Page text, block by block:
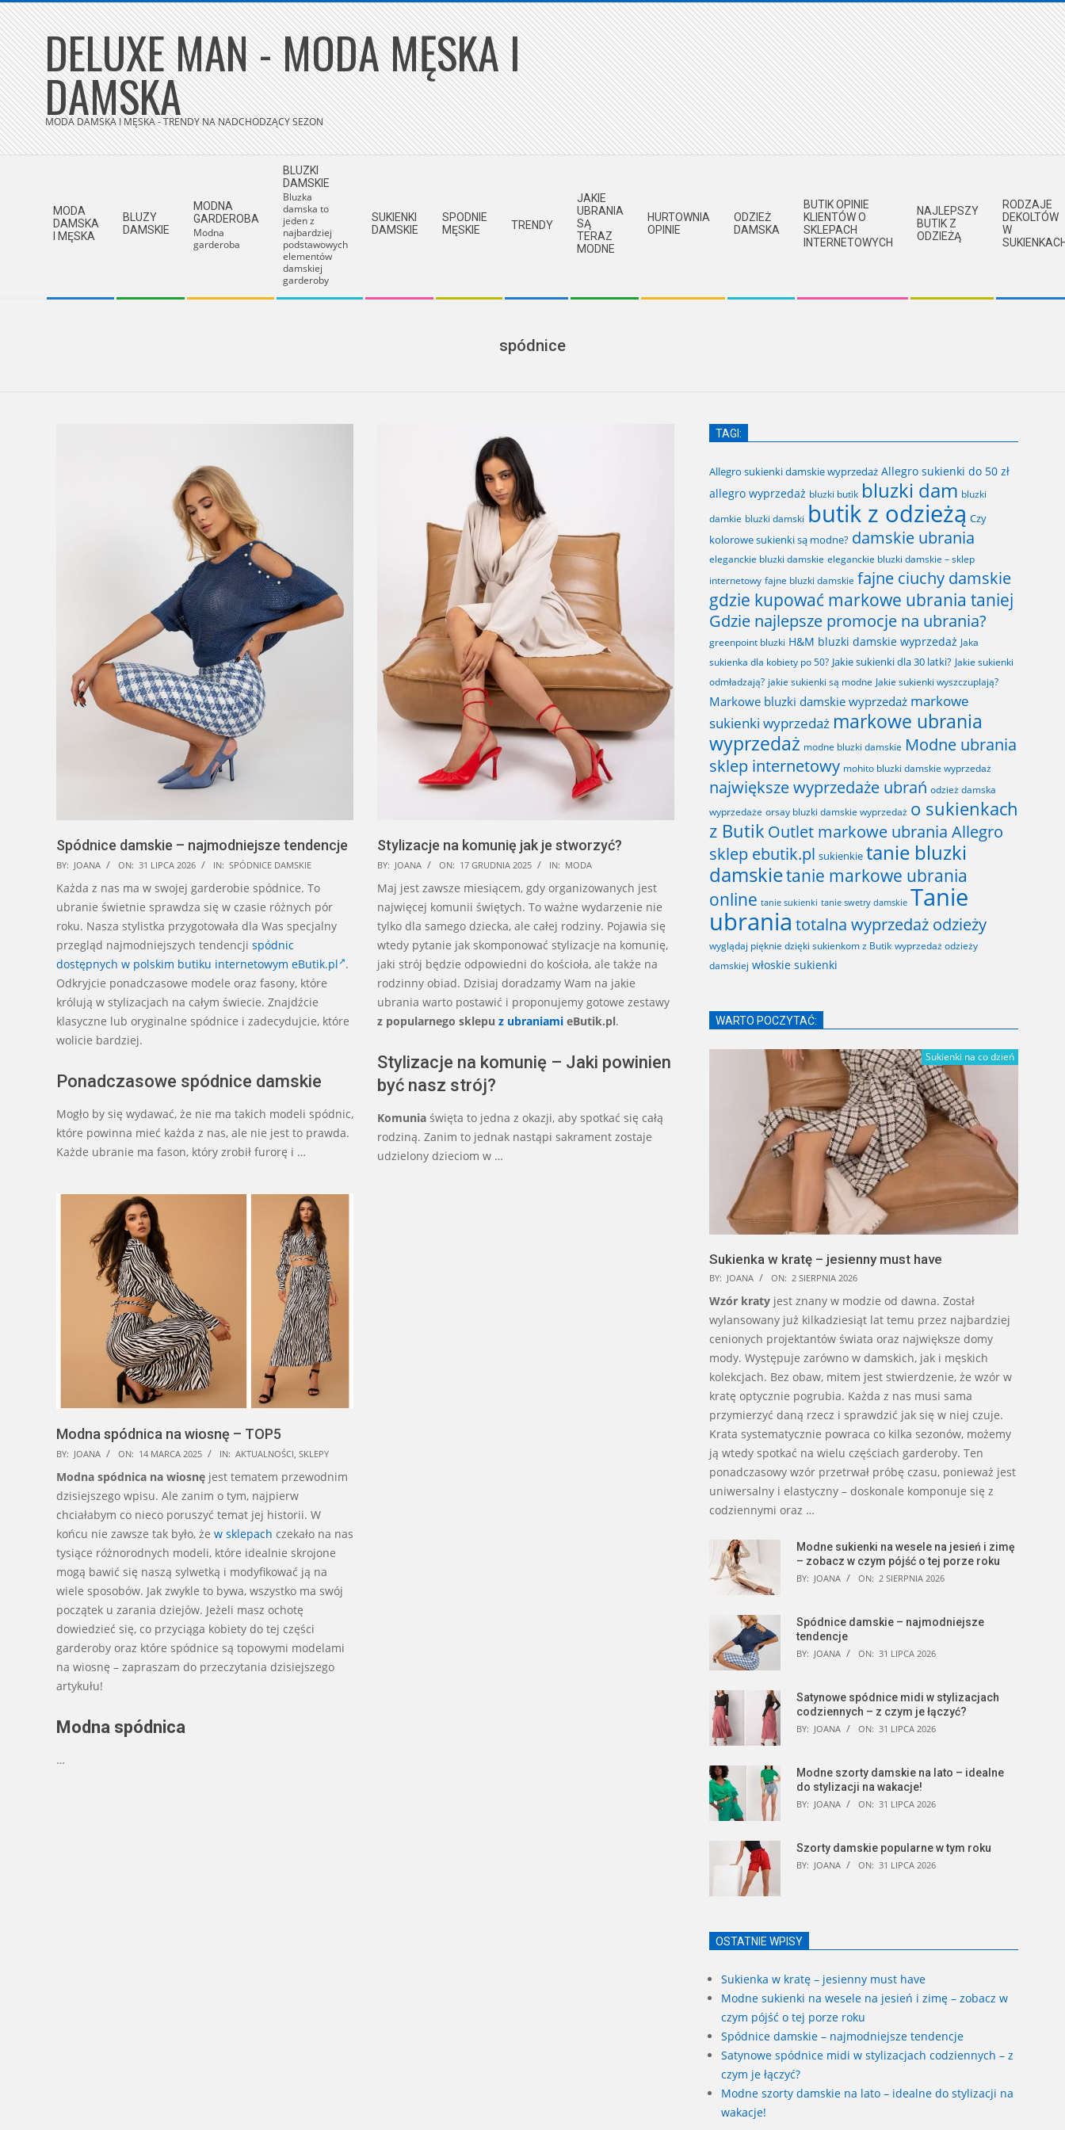
Skip
to
content DELUXE MAN - MODA MĘSKA I
DAMSKA
MODA DAMSKA I MĘSKA - TRENDY NA NADCHODZĄCY SEZON
MODA
DAMSKA
I MĘSKA
BLUZY
DAMSKIE
MODNA
GARDEROBA
Modna
garderoba
BLUZKI
DAMSKIE
Bluzka
damska to
jeden z
najbardziej
podstawowych
elementów
damskiej
garderoby
SUKIENKI
DAMSKIE
SPODNIE
MĘSKIE
TRENDY
JAKIE
UBRANIA
SĄ
TERAZ
MODNE
HURTOWNIA
OPINIE
ODZIEŻ
DAMSKA
BUTIK OPINIE
KLIENTÓW O
SKLEPACH
INTERNETOWYCH
NAJLEPSZY
BUTIK Z
ODZIEŻĄ
RODZAJE
DEKOLTÓW
W
spódnice
Spódnice damskie – najmodniejsze tendencje
2026-
07-
31
BY: JOANA ON: 31 LIPCA 2026 IN: SPÓDNICE DAMSKIE
Każda z nas ma w swojej garderobie spódnice. To
ubranie świetnie sprawdza się w czasie różnych pór
roku. Nasza stylistka przygotowała dla Was specjalny
przegląd najmodniejszych tendencji spódnic
dostępnych w polskim butiku internetowym eButik.pl .
Odkryjcie ponadczasowe modele oraz fasony, które
królują w stylizacjach na całym świecie. Znajdźcie
klasyczne lub oryginalne spódnice i zadecydujcie, które
wolicie bardziej.
Ponadczasowe spódnice damskie
Mogło by się wydawać, że nie ma takich modeli spódnic,
które powinna mieć każda z nas, ale nie jest to prawda.
Każde ubranie ma fason, który zrobił furorę i …
Stylizacje na komunię jak je stworzyć?
2025-
12-
17
BY: JOANA ON: 17 GRUDNIA 2025 IN: MODA
Maj jest zawsze miesiącem, gdy organizowanych jest
najwięcej komunii świętych. To ważne wydarzenie nie
tylko dla samego dziecka, ale całej rodziny. Pojawia się
wtedy pytanie jak skomponować stylizacje na komunię,
jaki strój będzie odpowiedni do kościoła, ale także na
rodzinny obiad. Dzisiaj doradzamy Wam na jakie
ubrania warto postawić i proponujemy gotowe zestawy
z popularnego sklepu z ubraniami eButik.pl.
Stylizacje na komunię – Jaki powinien
być nasz strój?
Komunia święta to jedna z okazji, aby spotkać się całą
rodziną. Zanim to jednak nastąpi sakrament zostaje
udzielony dzieciom w …
Modna spódnica na wiosnę – TOP5
2025-
03-
14
BY: JOANA ON: 14 MARCA 2025 IN: AKTUALNOŚCI SKLEPY
Modna spódnica na wiosnę jest tematem przewodnim
dzisiejszego wpisu. Ale zanim o tym, najpierw
chciałabym co nieco poruszyć temat jej historii. W
końcu nie zawsze tak było, że w sklepach czekało na nas
tysiące różnorodnych modeli, które idealnie skrojone
mogą bawić się naszą sylwetką i modyfikować ją na
wiele sposobów. Jak zwykle to bywa, wszystko ma swój
początek u zarania dziejów. Jeżeli masz ochotę
dowiedzieć się, co przyciąga kobiety do tej części
garderoby oraz które spódnice są topowymi modelami
na wiosnę – zapraszam do przeczytania dzisiejszego
artykułu!
Modna spódnica
…
TAGI:
Allegro sukienki damskie wyprzedaż Allegro sukienki do 50 zł
allegro wyprzedaż bluzki butik bluzki dam bluzki
damkie bluzki damski butik z odzieżą Czy
kolorowe sukienki są modne? damskie ubrania
eleganckie bluzki damskie eleganckie bluzki damskie – sklep
internetowy fajne bluzki damskie fajne ciuchy damskie
gdzie kupować markowe ubrania taniej
Gdzie najlepsze promocje na ubrania?
greenpoint bluzki H&M bluzki damskie wyprzedaż Jaka
sukienka dla kobiety po 50? Jakie sukienki dla 30 latki? Jakie sukienki
odmładzają? jakie sukienki są modne Jakie sukienki wyszczuplają?
Markowe bluzki damskie wyprzedaż markowe
sukienki wyprzedaż markowe ubrania
wyprzedaż modne bluzki damskie Modne ubrania
sklep internetowy mohito bluzki damskie wyprzedaż
największe wyprzedaże ubrań odzież damska
wyprzedaże orsay bluzki damskie wyprzedaż o sukienkach
z Butik Outlet markowe ubrania Allegro
sklep ebutik.pl sukienkie tanie bluzki
damskietanie markowe ubrania
online tanie sukienki tanie swetry damskie Tanie
ubrania totalna wyprzedaż odzieży
wyglądaj pięknie dzięki sukienkom z Butik wyprzedaż odzieży
damskiej włoskie sukienki
WARTO POCZYTAĆ:
Sukienki na co dzień
Sukienka w kratę – jesienny must have
BY: JOANA ON: 2 SIERPNIA 2026
Wzór kraty jest znany w modzie od dawna. Został
wylansowany już kilkadziesiąt lat temu przez najbardziej
cenionych projektantów świata oraz największe domy
mody. Występuje zarówno w damskich, jak i męskich
kolekcjach. Bez obaw, mitem jest stwierdzenie, że wzór w
kratę optycznie pogrubia. Każda z nas musi sama
przymierzyć daną rzecz i sprawdzić jak się w niej czuje.
Krata systematycznie powraca co kilka sezonów, możemy
ją wtedy spotkać na wielu częściach garderoby. Ten
ponadczasowy wzór przetrwał próbę czasu, ponieważ jest
uniwersalny i elastyczny – doskonale komponuje się z
codziennymi oraz …
Modne sukienki na wesele na jesień i zimę
– zobacz w czym pójść o tej porze roku
BY: JOANA ON: 2 SIERPNIA 2026
Spódnice damskie – najmodniejsze
tendencje
BY: JOANA ON: 31 LIPCA 2026
Satynowe spódnice midi w stylizacjach
codziennych – z czym je łączyć?
BY: JOANA ON: 31 LIPCA 2026
Modne szorty damskie na lato – idealne
do stylizacji na wakacje!
BY: JOANA ON: 31 LIPCA 2026
Szorty damskie popularne w tym roku
BY: JOANA ON: 31 LIPCA 2026
OSTATNIE WPISY
Sukienka w kratę – jesienny must have
Modne sukienki na wesele na jesień i zimę – zobacz w
czym pójść o tej porze roku
Spódnice damskie – najmodniejsze tendencje
Satynowe spódnice midi w stylizacjach codziennych – z
czym je łączyć?
Modne szorty damskie na lato – idealne do stylizacji na
wakacje!